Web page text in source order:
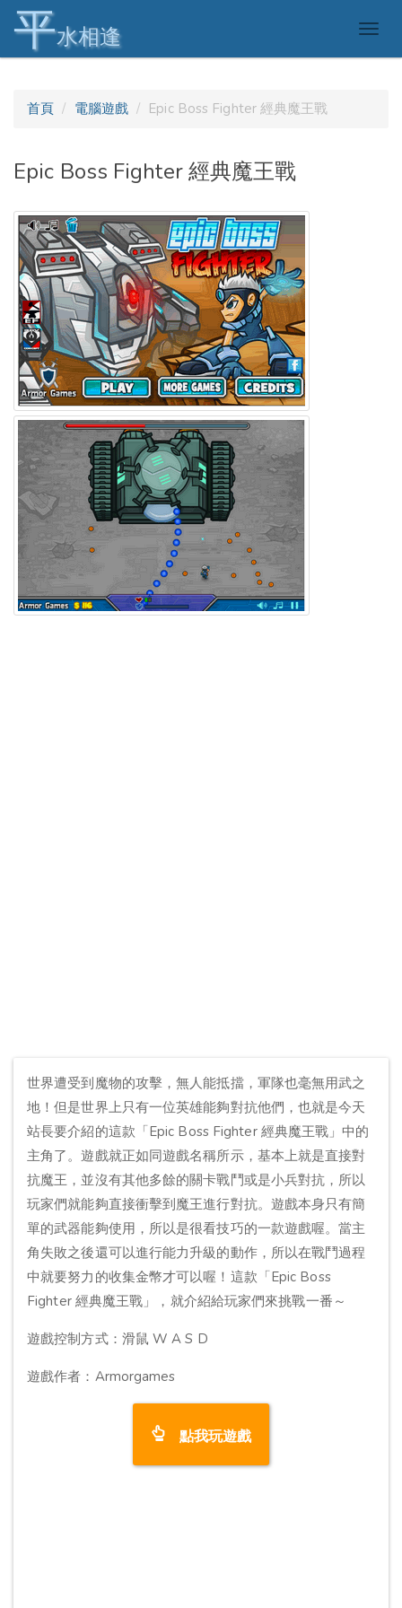
平水相逢
首頁 電腦遊戲 Epic Boss Fighter 經典魔王戰
Epic Boss Fighter 經典魔王戰
世界遭受到魔物的攻擊，無人能抵擋，軍隊也毫無用武之
地！但是世界上只有一位英雄能夠對抗他們，也就是今天
站長要介紹的這款「Epic Boss Fighter 經典魔王戰」中的
主角了。遊戲就正如同遊戲名稱所示，基本上就是直接對
抗魔王，並沒有其他多餘的關卡戰鬥或是小兵對抗，所以
玩家們就能夠直接衝擊到魔王進行對抗。遊戲本身只有簡
單的武器能夠使用，所以是很看技巧的一款遊戲喔。當主
角失敗之後還可以進行能力升級的動作，所以在戰鬥過程
中就要努力的收集金幣才可以喔！這款「Epic Boss
Fighter 經典魔王戰」，就介紹給玩家們來挑戰一番～
遊戲控制方式：滑鼠 W A S D
遊戲作者：Armorgames
點我玩遊戲